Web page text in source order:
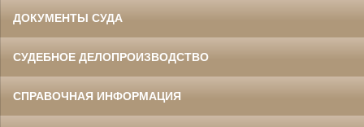
ДОКУМЕНТЫ СУДА
СУДЕБНОЕ ДЕЛОПРОИЗВОДСТВО
СПРАВОЧНАЯ ИНФОРМАЦИЯ